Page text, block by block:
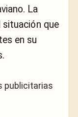
La
que
en su